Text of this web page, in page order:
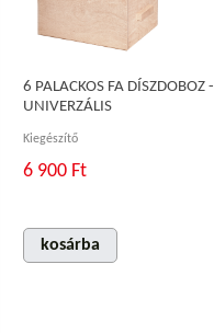
6 PALACKOS FA DÍSZDOBOZ -
UNIVERZÁLIS
Kiegészítő
6 900 Ft
kosárba